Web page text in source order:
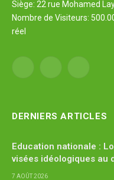
Siège: 22 rue Mohamed
Nombre de Visiteurs:
réel
Facebook YouTube
DERNIERS ARTICLES
Education nationale :
visées idéologiques au
7 AOÛT 2026